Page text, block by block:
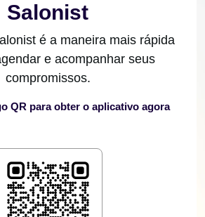
Salonist
é a maneira mais rápida
e acompanhar seus
compromissos.
QR para obter o aplicativo agora